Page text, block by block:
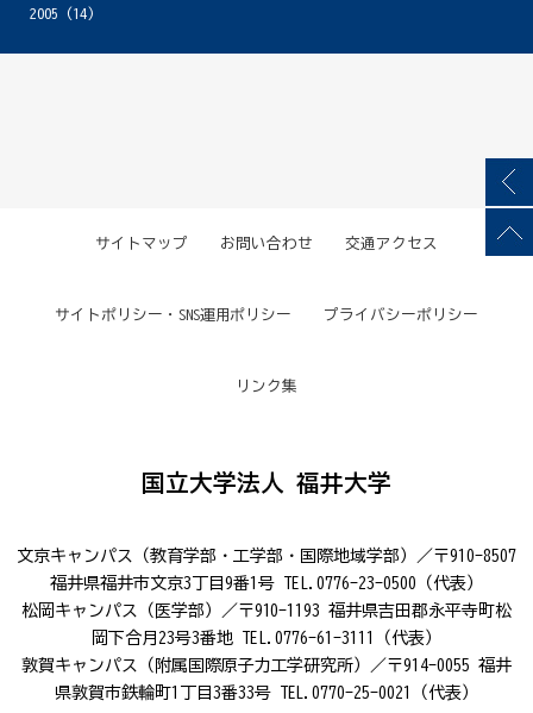
2005 (14)
サイトマップ お問い合わせ 交通アクセス
サイトポリシー・SNS運用ポリシー プライバシーポリシー
リンク集
国立大学法人 福井大学
文京キャンパス（教育学部・工学部・国際地域学部）／〒910-8507
福井県福井市文京3丁目9番1号 TEL.0776-23-0500（代表）
松岡キャンパス（医学部）／〒910-1193 福井県吉田郡永平寺町松
岡下合月23号3番地 TEL.0776-61-3111（代表）
敦賀キャンパス（附属国際原子力工学研究所）／〒914-0055 福井
県敦賀市鉄輪町1丁目3番33号 TEL.0770-25-0021（代表）